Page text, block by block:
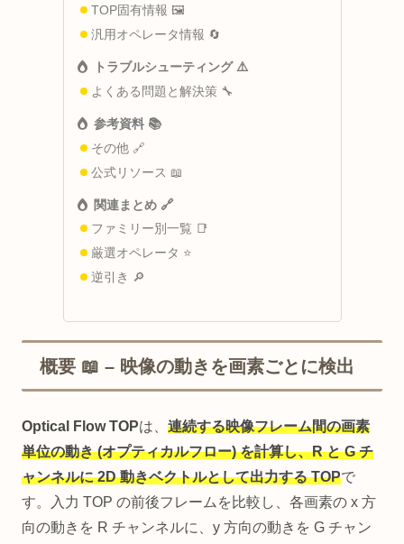
TOP固有情報 🖼️
汎用オペレータ情報 🔄
トラブルシューティング ⚠️
よくある問題と解決策 🔧
参考資料 📚
その他 🔗
公式リソース 📖
関連まとめ 🔗
ファミリー別一覧 📑
厳選オペレータ ⭐
逆引き 🔎
概要 📖 – 映像の動きを画素ごとに検出
Optical Flow TOPは、 連続する映像フレーム間の画素
単位の動き (オプティカルフロー) を計算し、R と G チ
ャンネルに 2D 動きベクトルとして出力する TOPで
す。入力 TOP の前後フレームを比較し、各画素の x 方
向の動きを R チャンネルに、y 方向の動きを G チャン